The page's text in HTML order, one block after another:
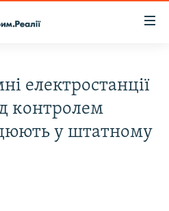
електростанції
контролем
у штатному